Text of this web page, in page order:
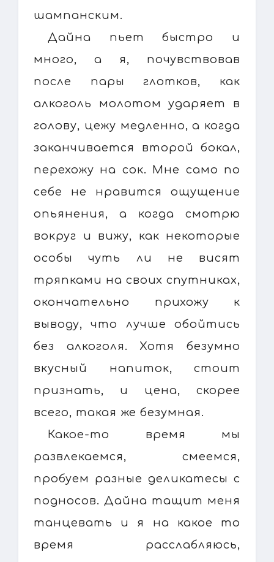
шампанским.
Дайна пьет быстро и
много, а я, почувствовав
после пары глотков, как
алкоголь молотом ударяет в
голову, цежу медленно, а когда
заканчивается второй бокал,
перехожу на сок. Мне само по
себе не нравится ощущение
опьянения, а когда смотрю
вокруг и вижу, как некоторые
особы чуть ли не висят
тряпками на своих спутниках,
окончательно прихожу к
выводу, что лучше обойтись
без алкоголя. Хотя безумно
вкусный напиток, стоит
признать, и цена, скорее
всего, такая же безумная.
Какое-то время мы
развлекаемся, смеемся,
пробуем разные деликатесы с
подносов. Дайна тащит меня
танцевать и я на какое то
время расслабляюсь,